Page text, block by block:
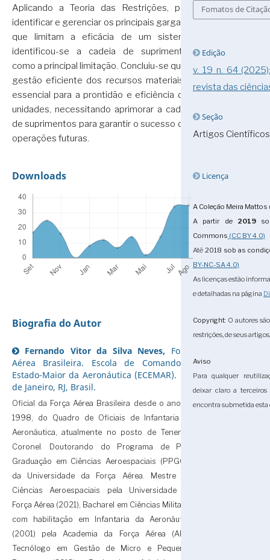
Aplicando a Teoria das Restrições, para
identificar e gerenciar os principais gargalos
que limitam a eficácia de um sistema,
identificou-se a cadeia de suprimentos
como a principal limitação. Concluiu-se que a
gestão eficiente dos recursos materiais é
essencial para a prontidão e eficiência das
unidades, necessitando aprimorar a cadeia
de suprimentos para garantir o sucesso das
operações futuras.
Downloads
Biografia do Autor
Fernando Vitor da Silva Neves, Força
Aérea Brasileira. Escola de Comando e
Estado-Maior da Aeronáutica (ECEMAR). Rio
de Janeiro, RJ, Brasil.
Oficial da Força Aérea Brasileira desde o ano de
1998, do Quadro de Oficiais de Infantaria da
Aeronáutica, atualmente no posto de Tenente-
Coronel. Doutorando do Programa de Pós-
Graduação em Ciências Aeroespaciais (PPGCA)
da Universidade da Força Aérea. Mestre em
Ciências Aeroespaciais pela Universidade da
Força Aérea (2021), Bacharel em Ciências Militares
com habilitação em Infantaria da Aeronáutica
(2001) pela Academia da Força Aérea (AFA),
Tecnólogo em Gestão de Micro e Pequenas
Fomatos de
Edição
v. 19 n. 64
revista das
Seção
Artigos Científicos
Licença
A Coleção Meira Mattos
A partir de 2019
Commons (CC BY 4.0)
Até 2018 sob as
BY-NC-SA 4.0)
As licenças estão
e detalhadas na página
Copyright: O autores
restrições, de seus artigos.
Aviso
Para qualquer
deixar claro a
encontra submetida esta